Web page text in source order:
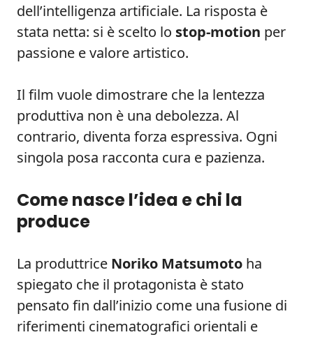
dell’intelligenza artificiale. La risposta è
stata netta: si è scelto lo stop-motion per
passione e valore artistico.
Il film vuole dimostrare che la lentezza
produttiva non è una debolezza. Al
contrario, diventa forza espressiva. Ogni
singola posa racconta cura e pazienza.
Come nasce l’idea e chi la
produce
La produttrice Noriko Matsumoto ha
spiegato che il protagonista è stato
pensato fin dall’inizio come una fusione di
riferimenti cinematografici orientali e